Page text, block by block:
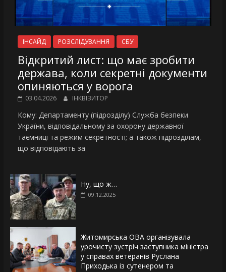
ІНСАЙД РОЗСЛІДУВАННЯ СБУ
Відкритий лист: що має зробити
держава, коли секретні документи
опиняються у ворога
03.04.2026 ІНКВІЗИТОР
Кому: Департаменту (підрозділу) Служба безпеки
України, відповідальному за охорону державної
таємниці та режим секретності; а також підрозділам,
що відповідають за
Ну, що ж…
09.12.2025
Житомирська ОВА організувала
урочисту зустріч заступника міністра
у справах ветеранів Руслана
Приходька із сутенером та